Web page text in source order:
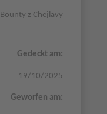
Bounty z Chejlavy
Gedeckt am:
19/10/2025
Geworfen am: